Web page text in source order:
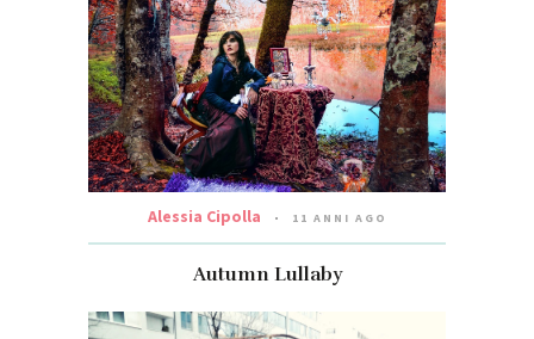
Alessia Cipolla 11 ANNI AGO
Autumn Lullaby